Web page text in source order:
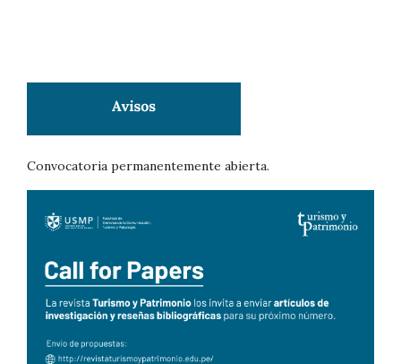
Convocatoria permanentemente abierta.